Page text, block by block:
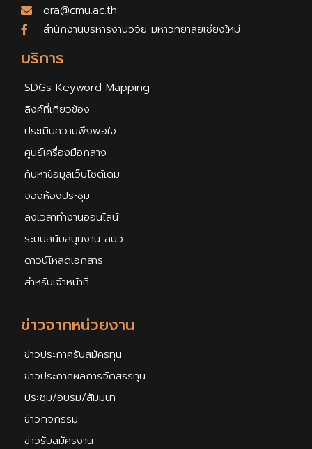
ข่าวจากหน่วยงาน
ข่าวประกาศรับสมัครทุน
ข่าวประกาศผลการจัดสรรทุน
ประชุม/อบรม/สัมมนา
ข่าวกิจกรรม
ข่าวรับสมัครงาน
บริการ
SDGs Keyword Mapping
ลิงค์ที่เกี่ยวข้อง
ประเมินความพึงพอใจ
ศูนย์เครื่องมือกลาง
ค้นหาข้อมูลเว็บไซต์เดิม
จองห้องประชุม
ลงเวลาทำงานออนไลน์
ระบบสนับสนุนงาน สบว.
ดาวน์โหลดเอกสาร
สำหรับเจ้าหน้าที่
ora@cmu.ac.th
สำนักงานบริหารงานวิจัย มหาวิทยาลัยเชียงใหม่